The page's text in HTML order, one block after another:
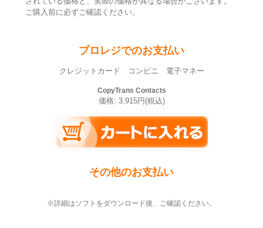
ご購入前に必ずご確認ください。
プロレジでのお支払い
クレジットカード コンビニ 電子マネー
CopyTrans Contacts
価格: 3,915円(税込)
その他のお支払い
※詳細はソフトをダウンロード後、ご確認ください。